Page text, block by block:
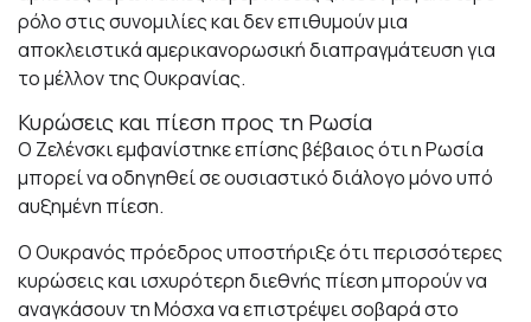
ρόλο στις συνομιλίες και δεν επιθυμούν μια
αποκλειστικά αμερικανορωσική διαπραγμάτευση για
το μέλλον της Ουκρανίας.
Κυρώσεις και πίεση προς τη Ρωσία
Ο Ζελένσκι εμφανίστηκε επίσης βέβαιος ότι η Ρωσία
μπορεί να οδηγηθεί σε ουσιαστικό διάλογο μόνο υπό
αυξημένη πίεση.
Ο Ουκρανός πρόεδρος υποστήριξε ότι περισσότερες
κυρώσεις και ισχυρότερη διεθνής πίεση μπορούν να
αναγκάσουν τη Μόσχα να επιστρέψει σοβαρά στο